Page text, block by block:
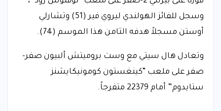
وسجل للفائز الهولندي ليروي فير (51) وتشارلي
أوستن مسجلاً هدفه الثامن هذا الموسم (74).
وتعادل هال سيتي مع وست بروميتش ألبيون صفر-
صفر على ملعب “كينغستون كومونيكايشنز
ستايدوم” أمام 22379 متفرجاً.